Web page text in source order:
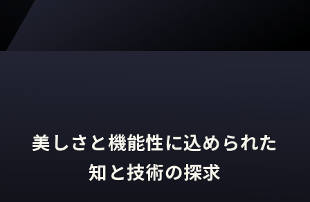
美しさと機能性に込められた
知と技術の探求